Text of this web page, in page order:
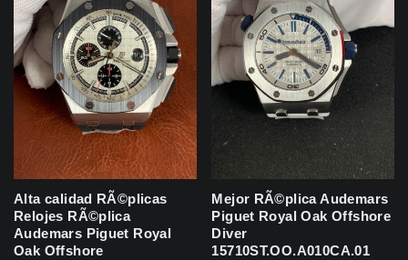
Alta calidad RÃ©plicas
Relojes RÃ©plica
Audemars Piguet Royal
Oak Offshore
Mejor RÃ©plica Audemars
Piguet Royal Oak Offshore
Diver
15710ST.OO.A010CA.01